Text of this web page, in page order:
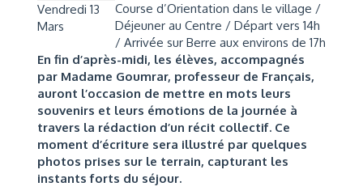
Vendredi 13
Mars
Course d’Orientation dans le village /
Déjeuner au Centre / Départ vers 14h
/ Arrivée sur Berre aux environs de 17h
En fin d’après-midi, les élèves, accompagnés
par Madame Goumrar, professeur de Français,
auront l’occasion de mettre en mots leurs
souvenirs et leurs émotions de la journée à
travers la rédaction d’un récit collectif. Ce
moment d’écriture sera illustré par quelques
photos prises sur le terrain, capturant les
instants forts du séjour.